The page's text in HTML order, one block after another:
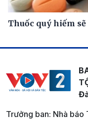
Thuốc quý hiếm
Trưởng ban: Nhà báo